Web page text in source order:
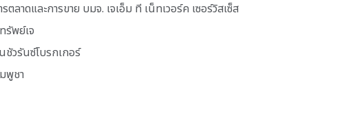
ลาดและการขาย บมจ. เจเอ็ม ที เน็ทเวอร์ค เซอร์วิสเซ็ส
รัพย์เจ
ชัวรันซ์โบรกเกอร์
พูชา